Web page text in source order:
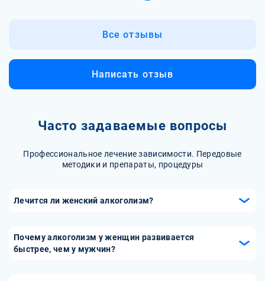
Все отзывы
Написать отзыв
Часто задаваемые вопросы
Профессиональное лечение зависимости. Передовые
методики и препараты, процедуры
Лечится ли женский алкоголизм?
усилия и желания со стороны пациентки и ее близких.
Лечение женского алкоголизма проводится в стационаре
Почему алкоголизм у женщин развивается
быстрее, чем у мужчин?